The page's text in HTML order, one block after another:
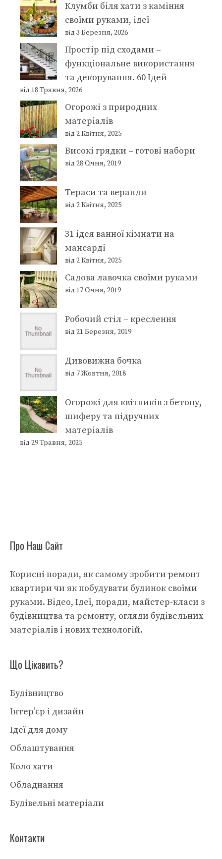
Клумби біля хати з каміння
своїми руками, ідеї
від 3 Березня, 2026
Простір під сходами –
функціональне використання
та декорування. 60 Ідей
від 18 Травня, 2026
Огорожі з природних
матеріалів
від 2 Квітня, 2025
Високі грядки – готові набори
від 28 Січня, 2019
Тераси та веранди
від 2 Квітня, 2025
31 ідея ванної кімнати на
мансарді
від 2 Квітня, 2025
Садова лавочка своїми руками
від 17 Січня, 2019
Робочий стіл – креслення
від 21 Березня, 2019
Дивовижна бочка
від 7 Жовтня, 2018
Огорожі для квітників з бетону,
шиферу та підручних
матеріалів
від 29 Травня, 2025
Про Наш Сайт
Корисні поради, як самому зробити ремонт
квартири чи як побудувати будинок своїми
руками. Відео, Ідеї, поради, майстер-класи з
будівництва та ремонту, огляди будівельних
матеріалів і нових технологій.
Що Цікавить?
Будівництво
Інтер’єр і дизайн
Ідеї для дому
Облаштування
Коло хати
Обладнання
Будівельні матеріали
Контакти